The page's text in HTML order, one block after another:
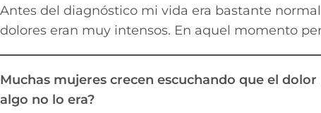
Antes del diagnóstico mi vida era bastante
dolores eran muy intensos. En aquel momento
Muchas mujeres crecen escuchando que el
algo no lo era?